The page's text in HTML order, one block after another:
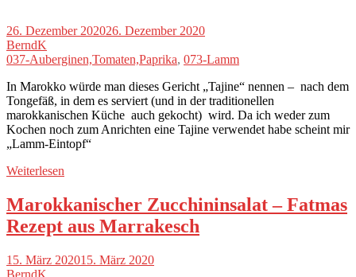
26. Dezember 202026. Dezember 2020
BerndK
037-Auberginen,Tomaten,Paprika, 073-Lamm
In Marokko würde man dieses Gericht „Tajine“ nennen – nach dem
Tongefäß, in dem es serviert (und in der traditionellen
marokkanischen Küche auch gekocht) wird. Da ich weder zum
Kochen noch zum Anrichten eine Tajine verwendet habe scheint mir
„Lamm-Eintopf“
Weiterlesen
Marokkanischer Zucchininsalat – Fatmas
Rezept aus Marrakesch
15. März 202015. März 2020